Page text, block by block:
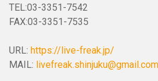
TEL:03-3351-7542
FAX:03-3351-7535
URL: https://live-freak.jp/
MAIL: livefreak.shinjuku@gmail.com